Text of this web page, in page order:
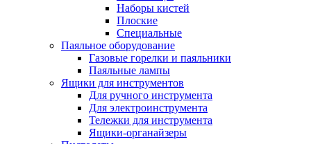
Наборы кистей
Плоские
Специальные
Паяльное оборудование
Газовые горелки и паяльники
Паяльные лампы
Ящики для инструментов
Для ручного инструмента
Для электроинструмента
Тележки для инструмента
Ящики-органайзеры